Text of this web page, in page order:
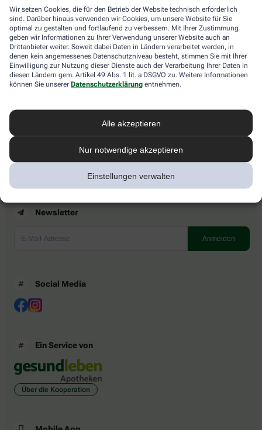
Wir setzen Cookies, die für den Betrieb der Website technisch erforderlich
sind. Darüber hinaus verwenden wir Cookies, um unsere Website für Sie
optimal zu gestalten und fortlaufend zu verbessern. Mit Ihrer Zustimmung
geben wir Informationen zu Ihrer Verwendung unserer Website auch an
Drittanbieter weiter. Soweit dabei Daten in Ländern verarbeitet werden, in
denen kein angemessenes Datenschutzniveau besteht, stimmen Sie mit Ihrer
Einwilligung zur Nutzung dieser Dienste auch der Verarbeitung Ihrer Daten in
diesen Ländern gem. Artikel 49 Abs. 1 lit. a DSGVO zu. Weitere Informationen
können Sie unserer Datenschutzerklärung entnehmen.
Alle akzeptieren
Nur notwendige akzeptieren
Einstellungen verwalten
Botendienst
Nach Verfügbarkeit. Bitte beachten Sie, dass nicht alle Apotheken diesen
Service anbieten.
apotheke.com Informationen
Newsletter
Barrierefreiheitserklärung
Newsletter
Social Media
Ein Service von
Über die Kooperation